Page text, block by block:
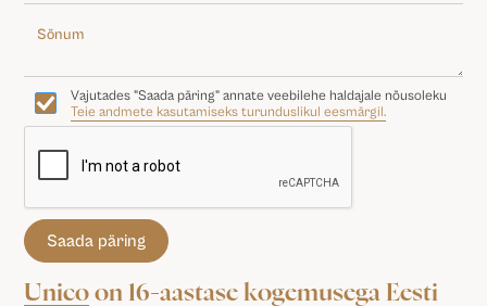
Unico on 16-aastase kogemusega Eesti
Vajutades "Saada päring" annate veebilehe haldajale nõusoleku
Teie andmete kasutamiseks turunduslikul eesmärgil.